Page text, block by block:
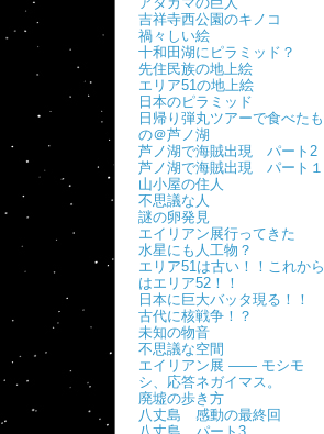
吉祥寺西公園のキノコ
禍々しい絵
十和田湖にピラミッド？
先住民族の地上絵
エリア51の地上絵
日本のピラミッド
日帰り弾丸ツアーで食べたも
の＠芦ノ湖
芦ノ湖で海賊出現 パート2
芦ノ湖で海賊出現 パート１
山小屋の住人
不思議な人
謎の卵発見
エイリアン展行ってきた
水星にも人工物？
エリア51は古い！！これから
はエリア52！！
日本に巨大バッタ現る！！
古代に核戦争！？
未知の物音
不思議な空間
エイリアン展 ―― モシモ
シ、応答ネガイマス。
廃墟の歩き方
八丈島 感動の最終回